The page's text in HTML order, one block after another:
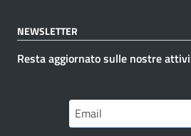
NEWSLETTER
Resta aggiornato sulle nostre